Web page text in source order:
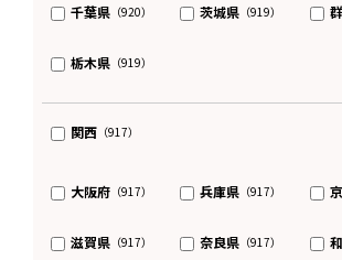
千葉県（920） 茨城県 （919）
栃木県（919）
関西（917）
大阪府（917） 兵庫県 （917）
滋賀県（917） 奈良県 （917）